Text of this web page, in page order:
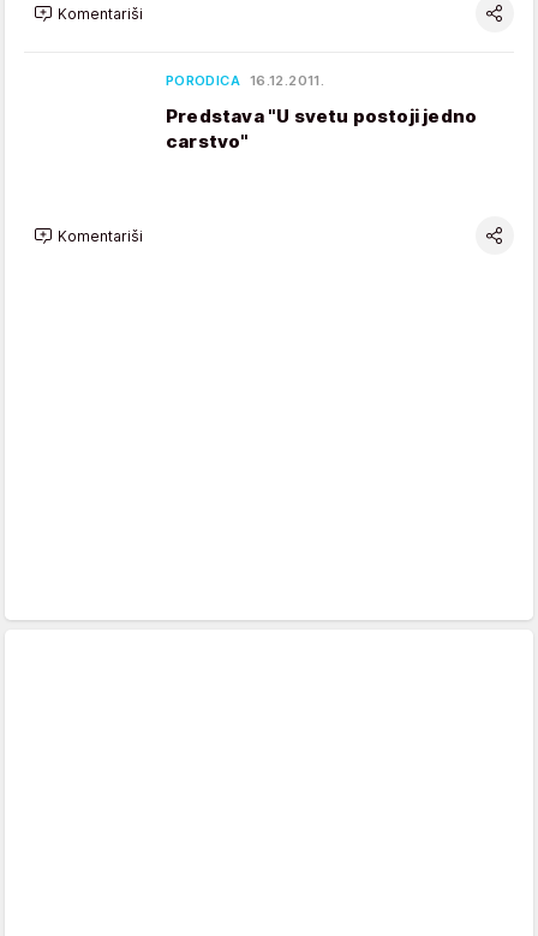
Komentariši
PORODICA 16.12.2011.
Predstava "U svetu postoji jedno
carstvo"
Komentariši